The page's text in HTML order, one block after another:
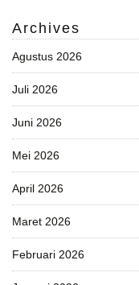
Archives
Agustus 2026
Juli 2026
Juni 2026
Mei 2026
April 2026
Maret 2026
Februari 2026